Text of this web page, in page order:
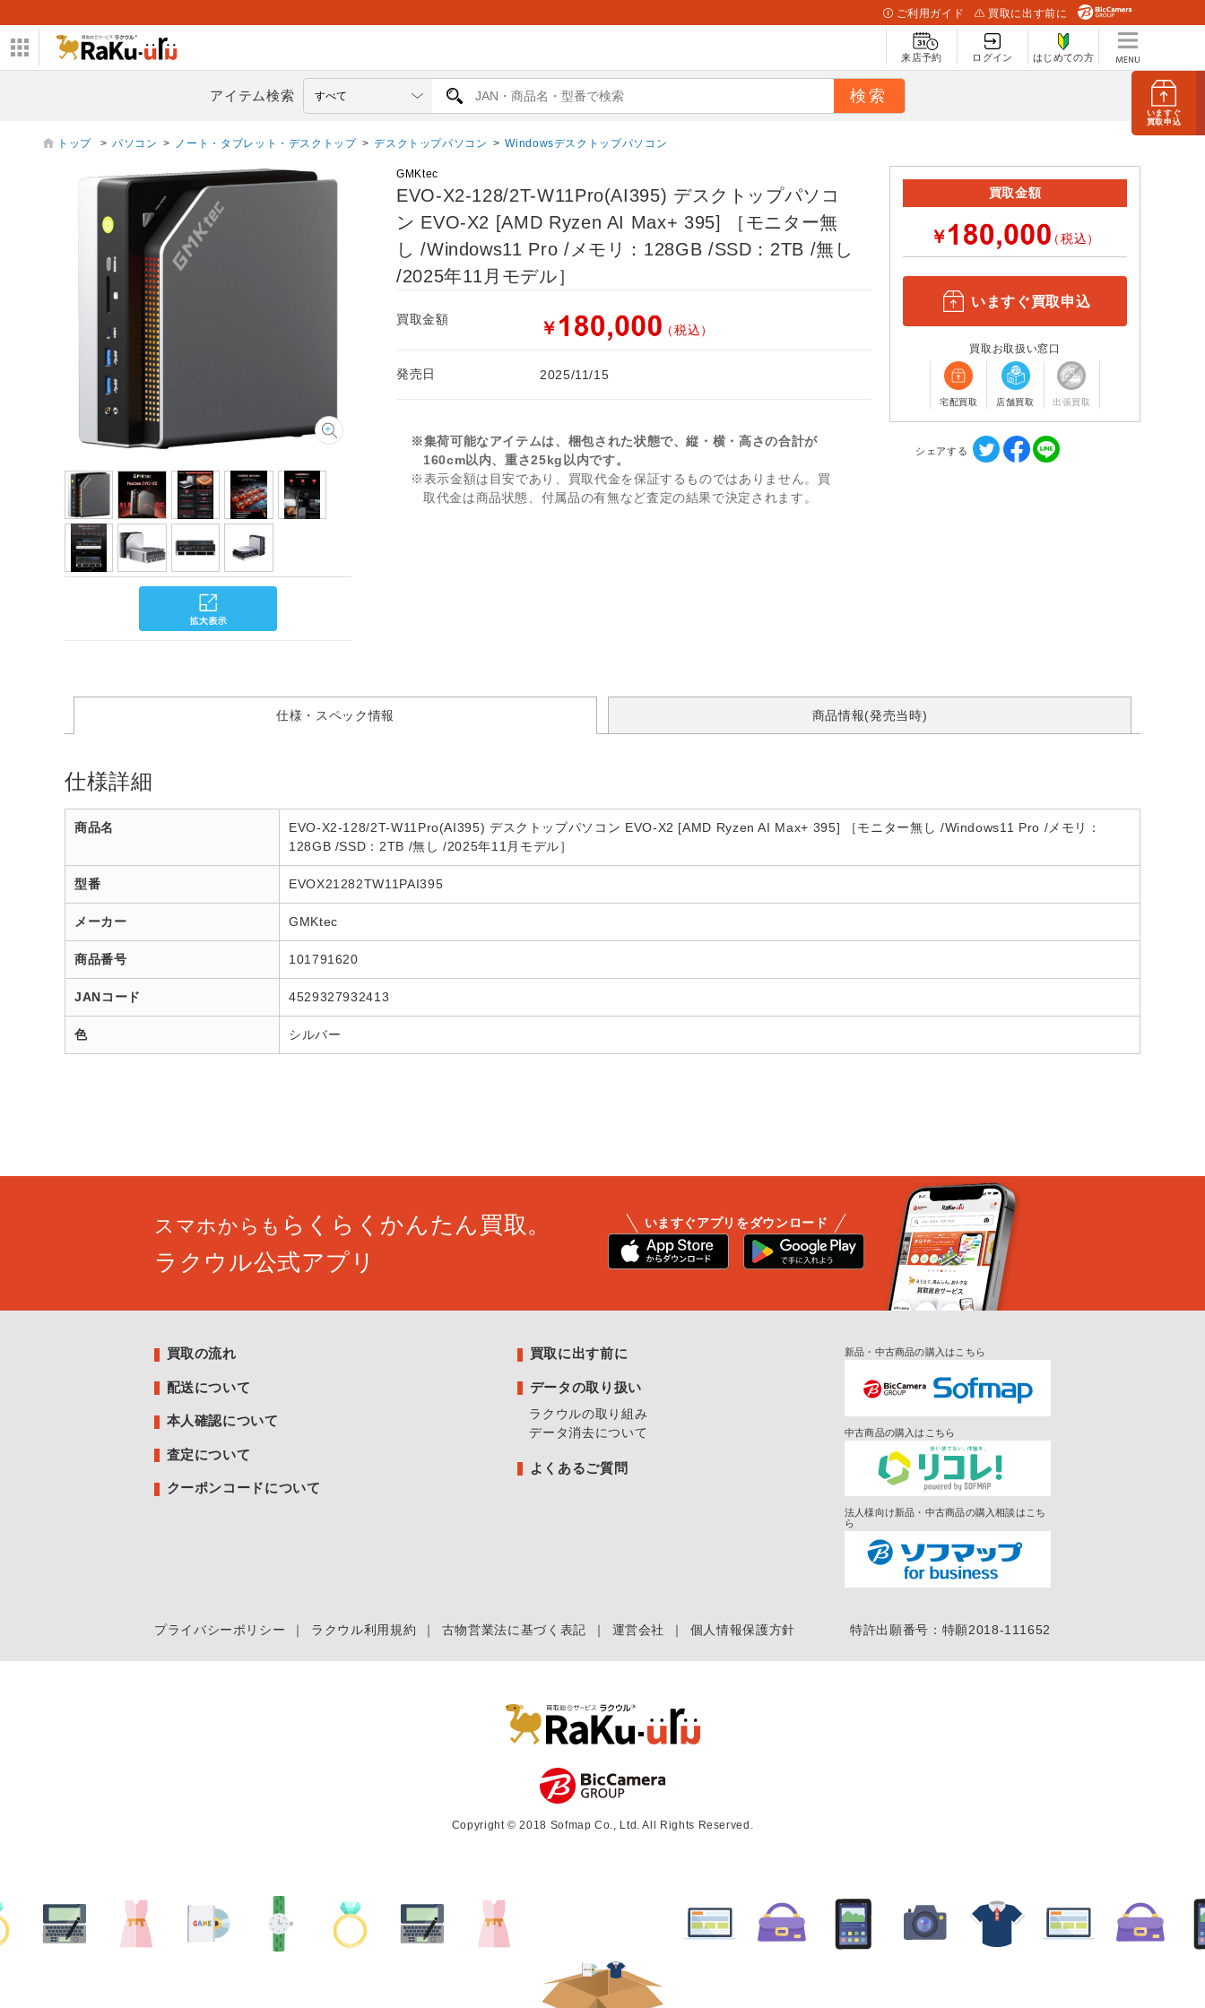
いますぐ
買取申込
ご利用ガイド 買取に出す前に
来店予約 ログイン はじめての方
アイテム検索
トップ > パソコン > ノート・タブレット・デスクトップ > デスクトップパソコン > Windowsデスクトップパソコン
GMKtec
EVO-X2-128/2T-W11Pro(AI395) デスクトップパソコ
ン EVO-X2 [AMD Ryzen AI Max+ 395] ［モニター無
し /Windows11 Pro /メモリ：128GB /SSD：2TB /無し
/2025年11月モデル］
買取金額 ￥ （税込）
発売日 2025/11/15
※集荷可能なアイテムは、梱包された状態で、縦・横・高さの合計が
160cm以内、重さ25kg以内です。
※表示金額は目安であり、買取代金を保証するものではありません。買
取代金は商品状態、付属品の有無など査定の結果で決定されます。
買取金額
￥ （税込）
いますぐ買取申込
買取お取扱い窓口
宅配買取 店舗買取 出張買取
シェアする
仕様・スペック情報 商品情報(発売当時)
仕様詳細
商品名
EVO-X2-128/2T-W11Pro(AI395) デスクトップパソコン EVO-X2 [AMD Ryzen AI Max+ 395] ［モニター無し /Windows11 Pro /メモリ：
128GB /SSD：2TB /無し /2025年11月モデル］
型番 EVOX21282TW11PAI395
メーカー GMKtec
商品番号 101791620
JANコード 4529327932413
色 シルバー
スマホからも らくらくかんたん買取。
ラクウル公式アプリ
いますぐアプリをダウンロード
買取の流れ
配送について
本人確認について
査定について
クーポンコードについて
買取に出す前に
データの取り扱い
ラクウルの取り組み
データ消去について
よくあるご質問
新品・中古商品の購入はこちら
中古商品の購入はこちら
法人様向け新品・中古商品の購入相談はこち
ら
プライバシーポリシー ｜ ラクウル利用規約 ｜ 古物営業法に基づく表記 ｜ 運営会社 ｜ 個人情報保護方針 特許出願番号：特願2018-111652
Copyright © 2018 Sofmap Co., Ltd. All Rights Reserved.